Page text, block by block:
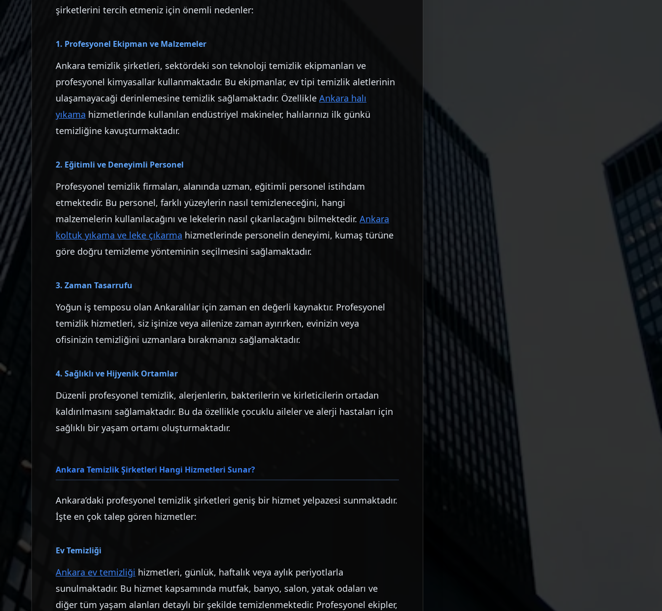
şirketlerini tercih etmeniz için önemli nedenler:
1. Profesyonel Ekipman ve Malzemeler
Ankara temizlik şirketleri, sektördeki son teknoloji temizlik ekipmanları ve
profesyonel kimyasallar kullanmaktadır. Bu ekipmanlar, ev tipi temizlik aletlerinin
ulaşamayacaği derinlemesine temizlik sağlamaktadır. Özellikle Ankara halı
yıkama hizmetlerinde kullanılan endüstriyel makineler, halılarınızı ilk günkü
temizliğine kavuşturmaktadır.
2. Eğitimli ve Deneyimli Personel
Profesyonel temizlik firmaları, alanında uzman, eğitimli personel istihdam
etmektedir. Bu personel, farklı yüzeylerin nasıl temizleneceğini, hangi
malzemelerin kullanılacağını ve lekelerin nasıl çıkarılacağını bilmektedir. Ankara
koltuk yıkama ve leke çıkarma hizmetlerinde personelin deneyimi, kumaş türüne
göre doğru temizleme yönteminin seçilmesini sağlamaktadır.
3. Zaman Tasarrufu
Yoğun iş temposu olan Ankaralılar için zaman en değerli kaynaktır. Profesyonel
temizlik hizmetleri, siz işinize veya ailenize zaman ayırırken, evinizin veya
ofisinizin temizliğini uzmanlara bırakmanızı sağlamaktadır.
4. Sağlıklı ve Hijyenik Ortamlar
Düzenli profesyonel temizlik, alerjenlerin, bakterilerin ve kirleticilerin ortadan
kaldırılmasını sağlamaktadır. Bu da özellikle çocuklu aileler ve alerji hastaları için
sağlıklı bir yaşam ortamı oluşturmaktadır.
Ankara Temizlik Şirketleri Hangi Hizmetleri Sunar?
Ankara’daki profesyonel temizlik şirketleri geniş bir hizmet yelpazesi sunmaktadır.
İşte en çok talep gören hizmetler:
Ev Temizliği
Ankara ev temizliği hizmetleri, günlük, haftalık veya aylık periyotlarla
sunulmaktadır. Bu hizmet kapsamında mutfak, banyo, salon, yatak odaları ve
diğer tüm yaşam alanları detaylı bir şekilde temizlenmektedir. Profesyonel ekipler,